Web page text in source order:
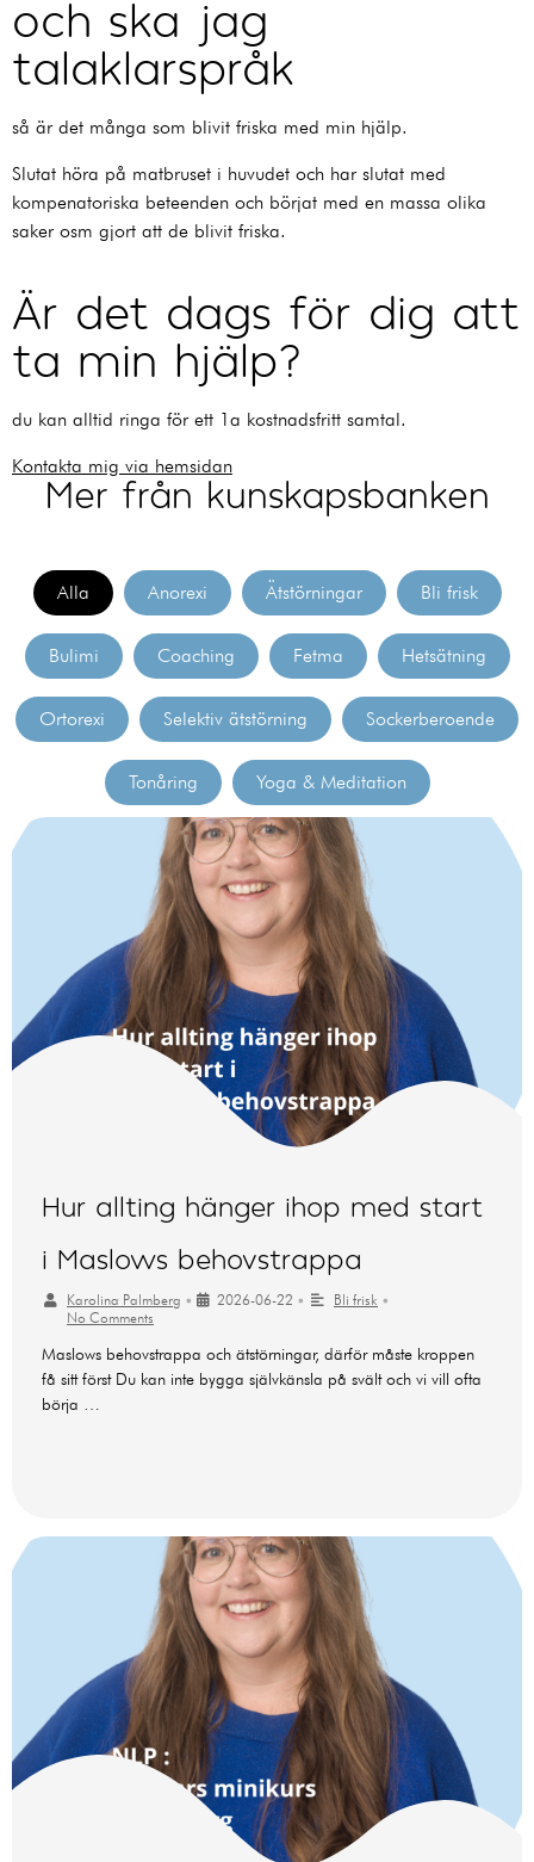
och ska jag
talaklarspråk
så är det många som blivit friska med min hjälp.
Slutat höra på matbruset i huvudet och har slutat med
kompenatoriska beteenden och börjat med en massa olika
saker osm gjort att de blivit friska.
Är det dags för dig att
ta min hjälp?
du kan alltid ringa för ett 1a kostnadsfritt samtal.
Kontakta mig via hemsidan
Mer från kunskapsbanken
Alla Anorexi Ätstörningar Bli frisk
Bulimi Coaching Fetma Hetsätning
Ortorexi Selektiv ätstörning Sockerberoende
Tonåring Yoga & Meditation
Hur allting hänger ihop med start
i Maslows behovstrappa
Karolina Palmberg • 2026-06-22 • Bli frisk •
No Comments
Maslows behovstrappa och ätstörningar, därför måste kroppen
få sitt först Du kan inte bygga självkänsla på svält och vi vill ofta
börja …